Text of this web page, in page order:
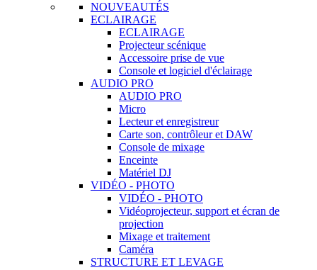
NOUVEAUTÉS
ECLAIRAGE
ECLAIRAGE
Projecteur scénique
Accessoire prise de vue
Console et logiciel d'éclairage
AUDIO PRO
AUDIO PRO
Micro
Lecteur et enregistreur
Carte son, contrôleur et DAW
Console de mixage
Enceinte
Matériel DJ
VIDÉO - PHOTO
VIDÉO - PHOTO
Vidéoprojecteur, support et écran de
projection
Mixage et traitement
Caméra
STRUCTURE ET LEVAGE